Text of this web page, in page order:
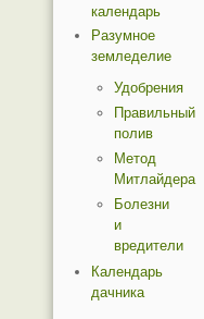
календарь
Разумное
земледелие
Удобрения
Правильный
полив
Метод
Митлайдера
Болезни
и
вредители
Календарь
дачника